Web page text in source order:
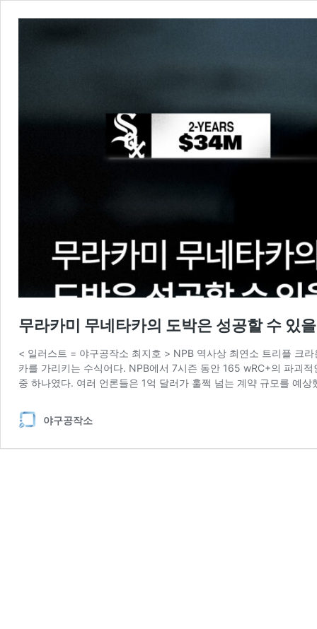
무라카미 무네타카의 도박은 성공할 수 있
< 일러스트 = 야구공작소 최지호 > NPB 역사상 최연소 트리플 크
카를 가리키는 수식어다. NPB에서 7시즌 동안 165 wRC+의 파괴
중 하나였다. 여러 언론들은 1억 달러가 훌쩍 넘는 계약 규모를 예
야구공작소